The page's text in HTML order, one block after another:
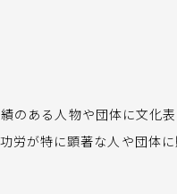
のある人物や団体に文化
労が特に顕著な人や団体に